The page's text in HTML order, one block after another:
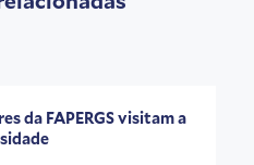
da FAPERGS visitam a